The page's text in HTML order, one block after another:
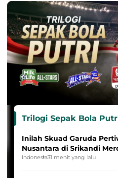
Trilogi Sepak Bola
Inilah Skuad Garuda
Nusantara di Srikandi
Indonesia31 menit yang lalu